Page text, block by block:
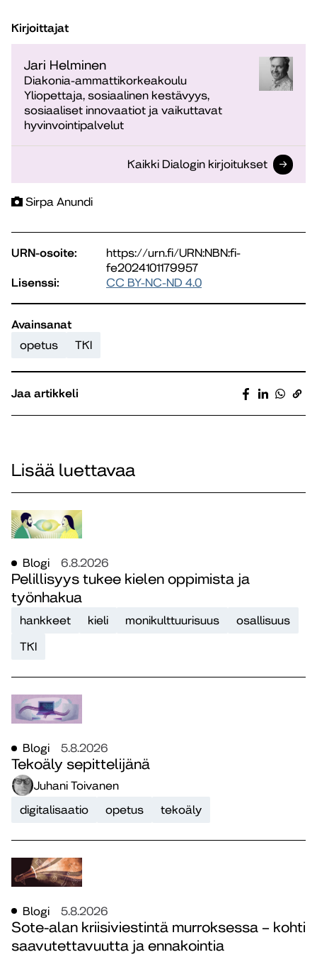
Kirjoittajat
Jari Helminen
Diakonia-ammattikorkeakoulu
Yliopettaja, sosiaalinen kestävyys,
sosiaaliset innovaatiot ja vaikuttavat
hyvinvointipalvelut
Kaikki Dialogin kirjoitukset
Sirpa Anundi
URN-osoite:
https://urn.fi/URN:NBN:fi-
fe2024101179957
Lisenssi:
CC BY-NC-ND 4.0
Avainsanat
opetus
TKI
Jaa artikkeli
Lisää luettavaa
Blogi 6.8.2026
Pelillisyys tukee kielen oppimista ja
työnhakua
hankkeet kieli monikulttuurisuus
osallisuus
TKI
Blogi 5.8.2026
Tekoäly sepittelijänä
Juhani Toivanen
digitalisaatio
opetus tekoäly
Blogi 5.8.2026
Sote-alan kriisiviestintä murroksessa – kohti
saavutettavuutta ja ennakointia